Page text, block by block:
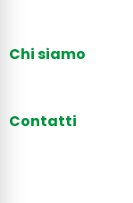
Chi siamo
Contatti